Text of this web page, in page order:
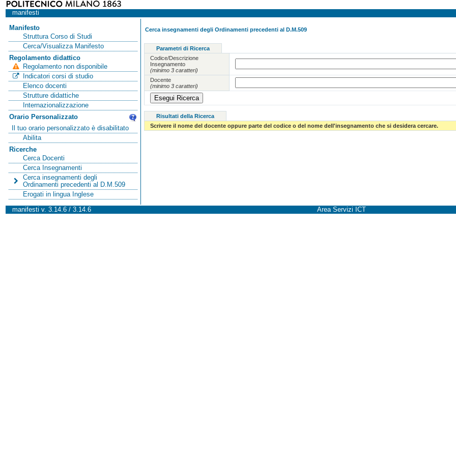
manifesti
Manifesto
Struttura Corso di Studi
Cerca/Visualizza Manifesto
Regolamento didattico
Regolamento non disponibile
Indicatori corsi di studio
Elenco docenti
Strutture didattiche
Internazionalizzazione
Orario Personalizzato
Il tuo orario personalizzato è disabilitato
Abilita
Ricerche
Cerca Docenti
Cerca Insegnamenti
Cerca insegnamenti degli
Ordinamenti precedenti al D.M.509
Erogati in lingua Inglese
Cerca insegnamenti degli Ordinamenti precedenti al D.M.509
Parametri di Ricerca
Codice/Descrizione
Insegnamento
(minimo 3 caratteri)
Docente
(minimo 3 caratteri)
Risultati della Ricerca
Scrivere il nome del docente oppure parte del codice o del nome dell'insegnamento che si desidera cercare.
manifesti v. 3.14.6 / 3.14.6 Area Servizi ICT